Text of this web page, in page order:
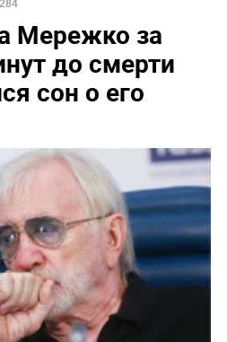
Мережко за
до смерти
сон о его